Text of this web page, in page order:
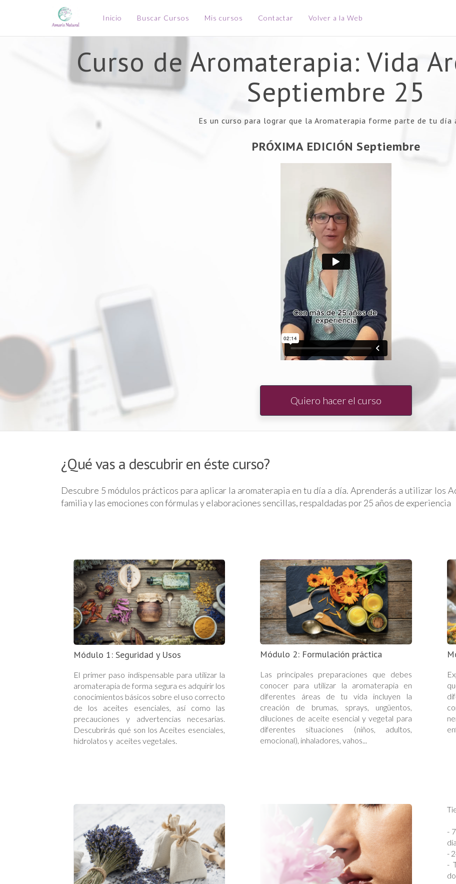
Inicio Buscar Cursos Mis cursos Contactar Volver a la Web
Curso de Aromaterapia: Vida
Septiembre 25
Es un curso para lograr que la Aromaterapia forme parte de tu día
PRÓXIMA EDICIÓN Septiembre
Quiero hacer el curso
¿Qué vas a descubrir en éste curso?
Descubre 5 módulos prácticos para aplicar la aromaterapia en tu día a día. Aprenderás a utilizar los
familia y las emociones con fórmulas y elaboraciones sencillas, respaldadas por 25 años de experiencia
Módulo 1: Seguridad y Usos
El primer paso indispensable para utilizar la
aromaterapia de forma segura es adquirir los
conocimientos básicos sobre el uso correcto
de los aceites esenciales, así como las
precauciones y advertencias necesarias.
Descubrirás qué son los Aceites esenciales,
hidrolatos y aceites vegetales.
Módulo 2: Formulación práctica
Las principales preparaciones que debes
conocer para utilizar la aromaterapia en
diferentes áreas de tu vida incluyen la
creación de brumas, sprays, ungüentos,
diluciones de aceite esencial y vegetal para
diferentes situaciones (niños, adultos,
emocional), inhaladores, vahos...
-
-
-